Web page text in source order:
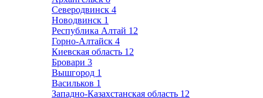
Северодвинск 4
Новодвинск 1
Республика Алтай 12
Горно-Алтайск 4
Киевская область 12
Бровари 3
Вышгород 1
Васильков 1
Западно-Казахстанская область 12